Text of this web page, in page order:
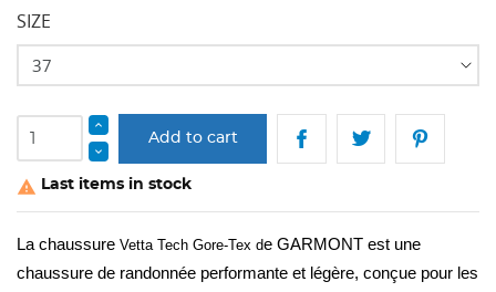
SIZE
Add to cart
 Last items in stock
La chaussure Vetta Tech Gore-Tex de GARMONT est une
chaussure de randonnée performante et légère, conçue pour les